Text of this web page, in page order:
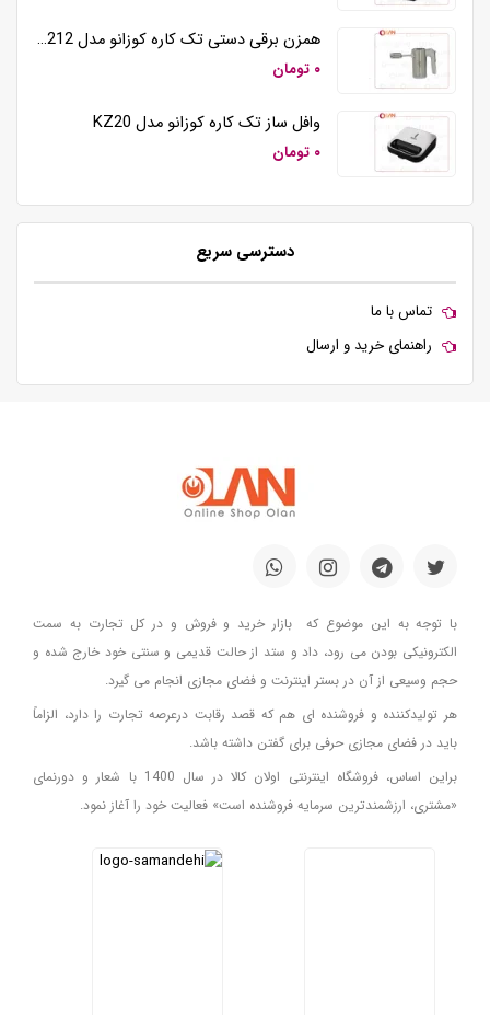
همزن برقی دستی تک کاره کوزانو مدل HM212
۰ تومان
وافل ساز تک کاره کوزانو مدل KZ20
۰ تومان
دسترسی سریع
تماس با ما
راهنمای خرید و ارسال
با توجه به این موضوع که بازار خرید و فروش و در کل تجارت به سمت
الکترونیکی بودن می رود، داد و ستد از حالت قدیمی و سنتی خود خارج شده و
حجم وسیعی از آن در بستر اینترنت و فضای مجازی انجام می گیرد.
هر تولیدکننده و فروشنده ای هم که قصد رقابت درعرصه تجارت را دارد، الزاماً
باید در فضای مجازی حرفی برای گفتن داشته باشد.
براین اساس، فروشگاه اینترنتی اولان کالا در سال 1400 با شعار و دورنمای
«مشتری، ارزشمندترین سرمایه فروشنده است» فعالیت خود را آغاز نمود.